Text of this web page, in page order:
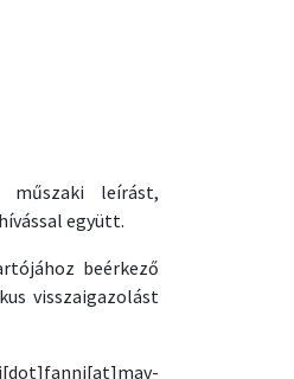
műszaki leírást,
együtt.
beérkező
visszaigazolást